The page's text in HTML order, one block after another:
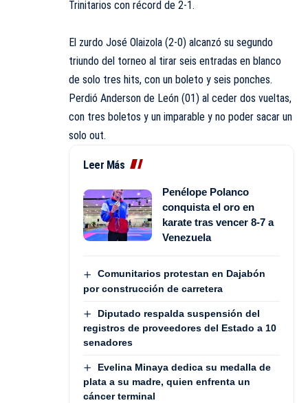
Trinitarios con récord de 2-1.
El zurdo José Olaizola (2-0) alcanzó su segundo
triundo del torneo al tirar seis entradas en blanco
de solo tres hits, con un boleto y seis ponches.
Perdió Anderson de León (01) al ceder dos vueltas,
con tres boletos y un imparable y no poder sacar un
solo out.
Leer Más
Penélope Polanco
conquista el oro en
karate tras vencer 8-7 a
Venezuela
Comunitarios protestan en Dajabón
por construcción de carretera
Diputado respalda suspensión del
registros de proveedores del Estado a 10
senadores
Evelina Minaya dedica su medalla de
plata a su madre, quien enfrenta un
cáncer terminal